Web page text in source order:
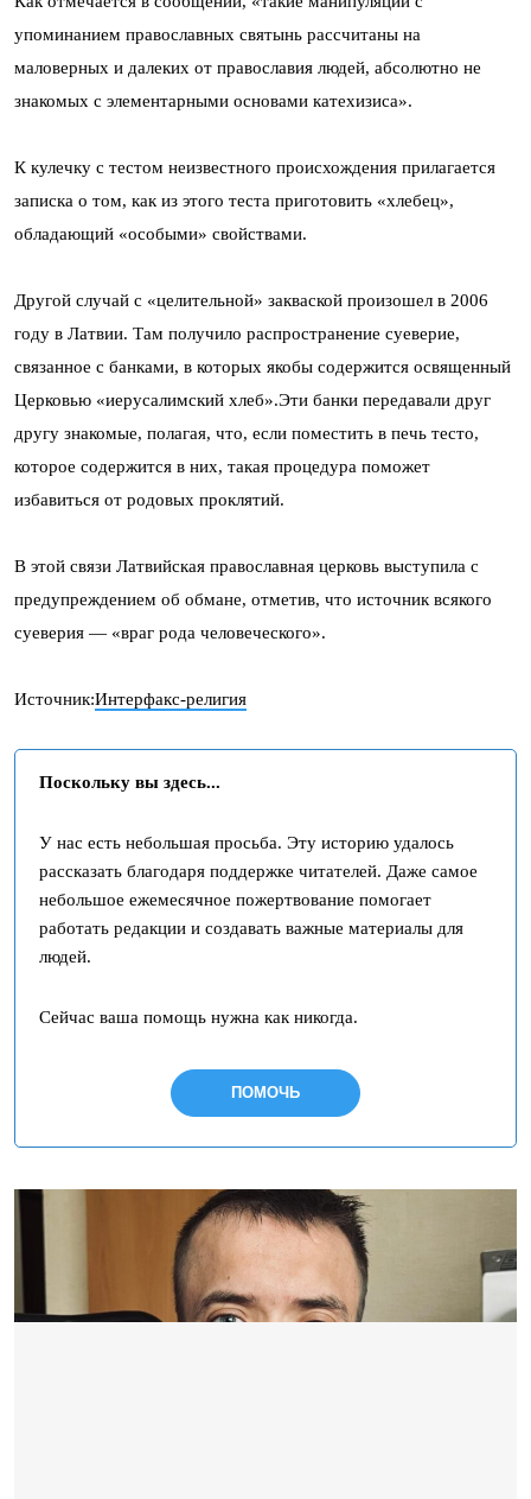
упоминанием православных святынь рассчитаны на
маловерных и далеких от православия людей, абсолютно не
знакомых с элементарными основами катехизиса».
К кулечку с тестом неизвестного происхождения прилагается
записка о том, как из этого теста приготовить «хлебец»,
обладающий «особыми» свойствами.
Другой случай с «целительной» закваской произошел в 2006
году в Латвии. Там получило распространение суеверие,
связанное с банками, в которых якобы содержится освященный
Церковью «иерусалимский хлеб».Эти банки передавали друг
другу знакомые, полагая, что, если поместить в печь тесто,
которое содержится в них, такая процедура поможет
избавиться от родовых проклятий.
В этой связи Латвийская православная церковь выступила с
предупреждением об обмане, отметив, что источник всякого
суеверия — «враг рода человеческого».
Источник:Интерфакс-религия
Поскольку вы здесь...
У нас есть небольшая просьба. Эту историю удалось
рассказать благодаря поддержке читателей. Даже самое
небольшое ежемесячное пожертвование помогает
работать редакции и создавать важные материалы для
людей.
Сейчас ваша помощь нужна как никогда.
ПОМОЧЬ